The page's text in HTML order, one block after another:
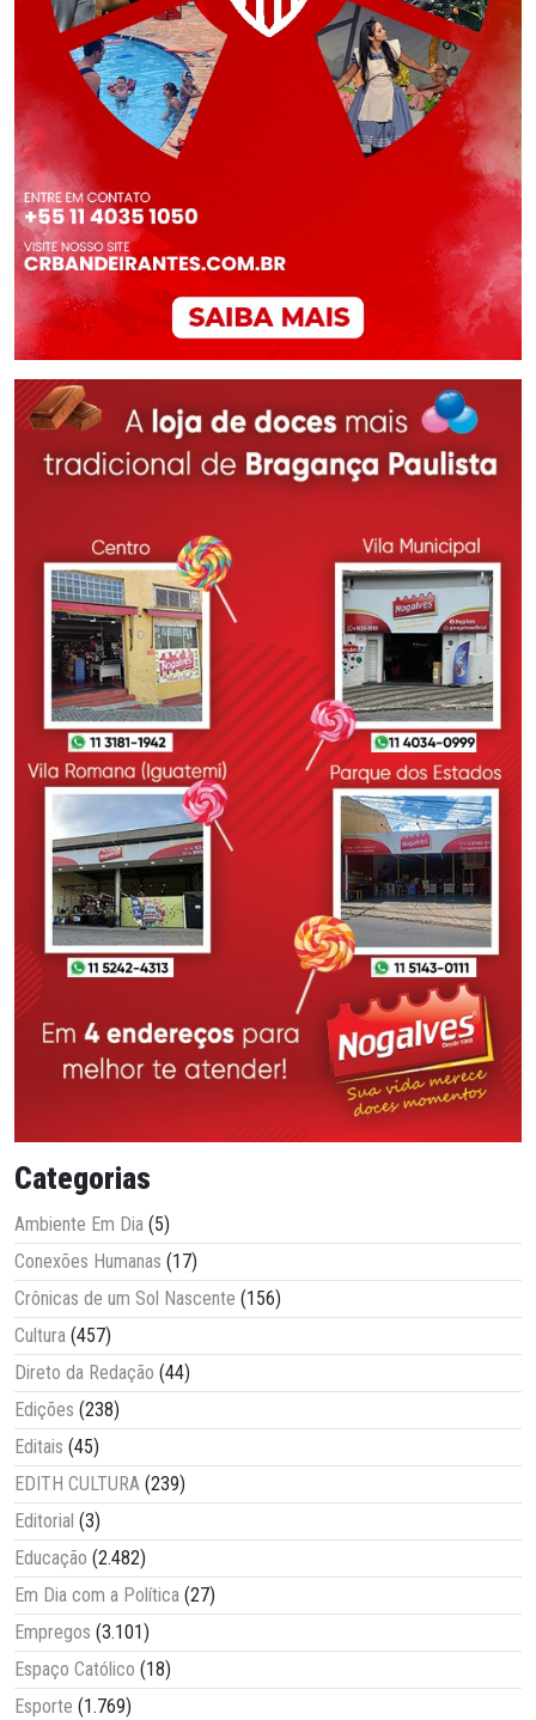
Categorias
Ambiente Em Dia (5)
Conexões Humanas (17)
Crônicas de um Sol Nascente (156)
Cultura (457)
Direto da Redação (44)
Edições (238)
Editais (45)
EDITH CULTURA (239)
Editorial (3)
Educação (2.482)
Em Dia com a Política (27)
Empregos (3.101)
Espaço Católico (18)
Esporte (1.769)